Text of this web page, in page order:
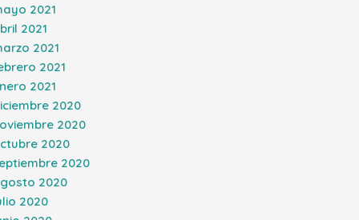
2021
2021
2021
2021
2021
2020
2020
2020
2020
2020
2020